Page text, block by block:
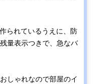
られているうえに、防
量表示つきで、急なバ
しゃれなので部屋のイ